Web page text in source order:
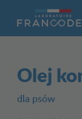
Olej
dla psów